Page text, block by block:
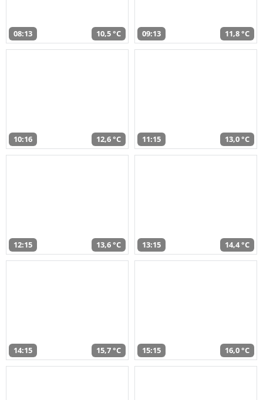
08:13 10,5 °C 09:13 11,8 °C
10:16 12,6 °C 11:15 13,0 °C
12:15 13,6 °C 13:15 14,4 °C
14:15 15,7 °C 15:15 16,0 °C